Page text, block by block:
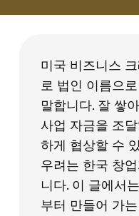
미국 비즈니스
로 법인 이름으
말합니다. 잘 쌓
사업 자금을 조
하게 협상할 수
우려는 한국 창
니다. 이 글에서
부터 만들어 가